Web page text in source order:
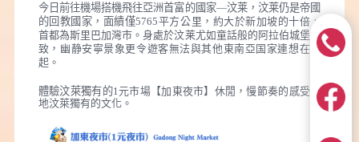
今日前往機場搭機飛往亞洲首富的國家—汶莱，汶莱仍是帝國
的回教國家，面績僅5765平方公里，約大於新加坡的十倍，
首都為斯里巴加灣市。身處於汶莱尤如童話般的阿拉伯城堡景
致，幽静安寧景象更令遊客無法與其他東南亞国家連想在一
起。
體驗汶萊獨有的1 元市場【加東夜市】休閒，慢節奏的感受當
地汶萊獨有的文化。